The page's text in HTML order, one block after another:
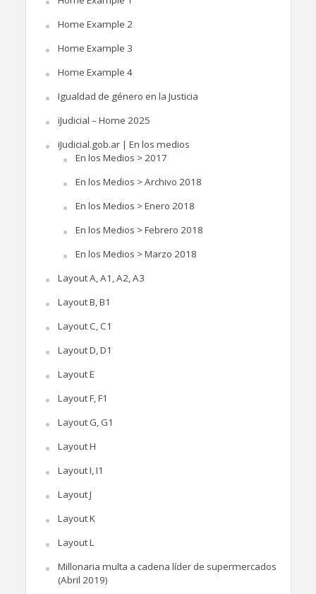
Home Example 2
Home Example 3
Home Example 4
Igualdad de género en la Justicia
iJudicial – Home 2025
iJudicial.gob.ar | En los medios
En los Medios > 2017
En los Medios > Archivo 2018
En los Medios > Enero 2018
En los Medios > Febrero 2018
En los Medios > Marzo 2018
Layout A, A1, A2, A3
Layout B, B1
Layout C, C1
Layout D, D1
Layout E
Layout F, F1
Layout G, G1
Layout H
Layout I, I1
Layout J
Layout K
Layout L
Millonaria multa a cadena líder de supermercados
(Abril 2019)